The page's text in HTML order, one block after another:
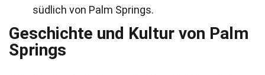
südlich von Palm Springs.
Geschichte und Kultur von Palm
Springs